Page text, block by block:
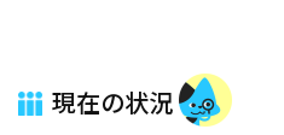
現在の状況